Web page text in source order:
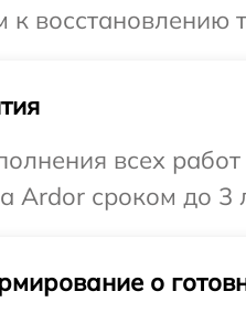
к восстановлению
всех
Ardor сроком до 3
о